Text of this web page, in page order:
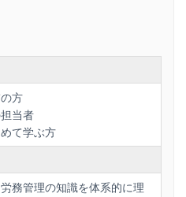
方
当者
て学ぶ方
務管理の知識を体系的に理